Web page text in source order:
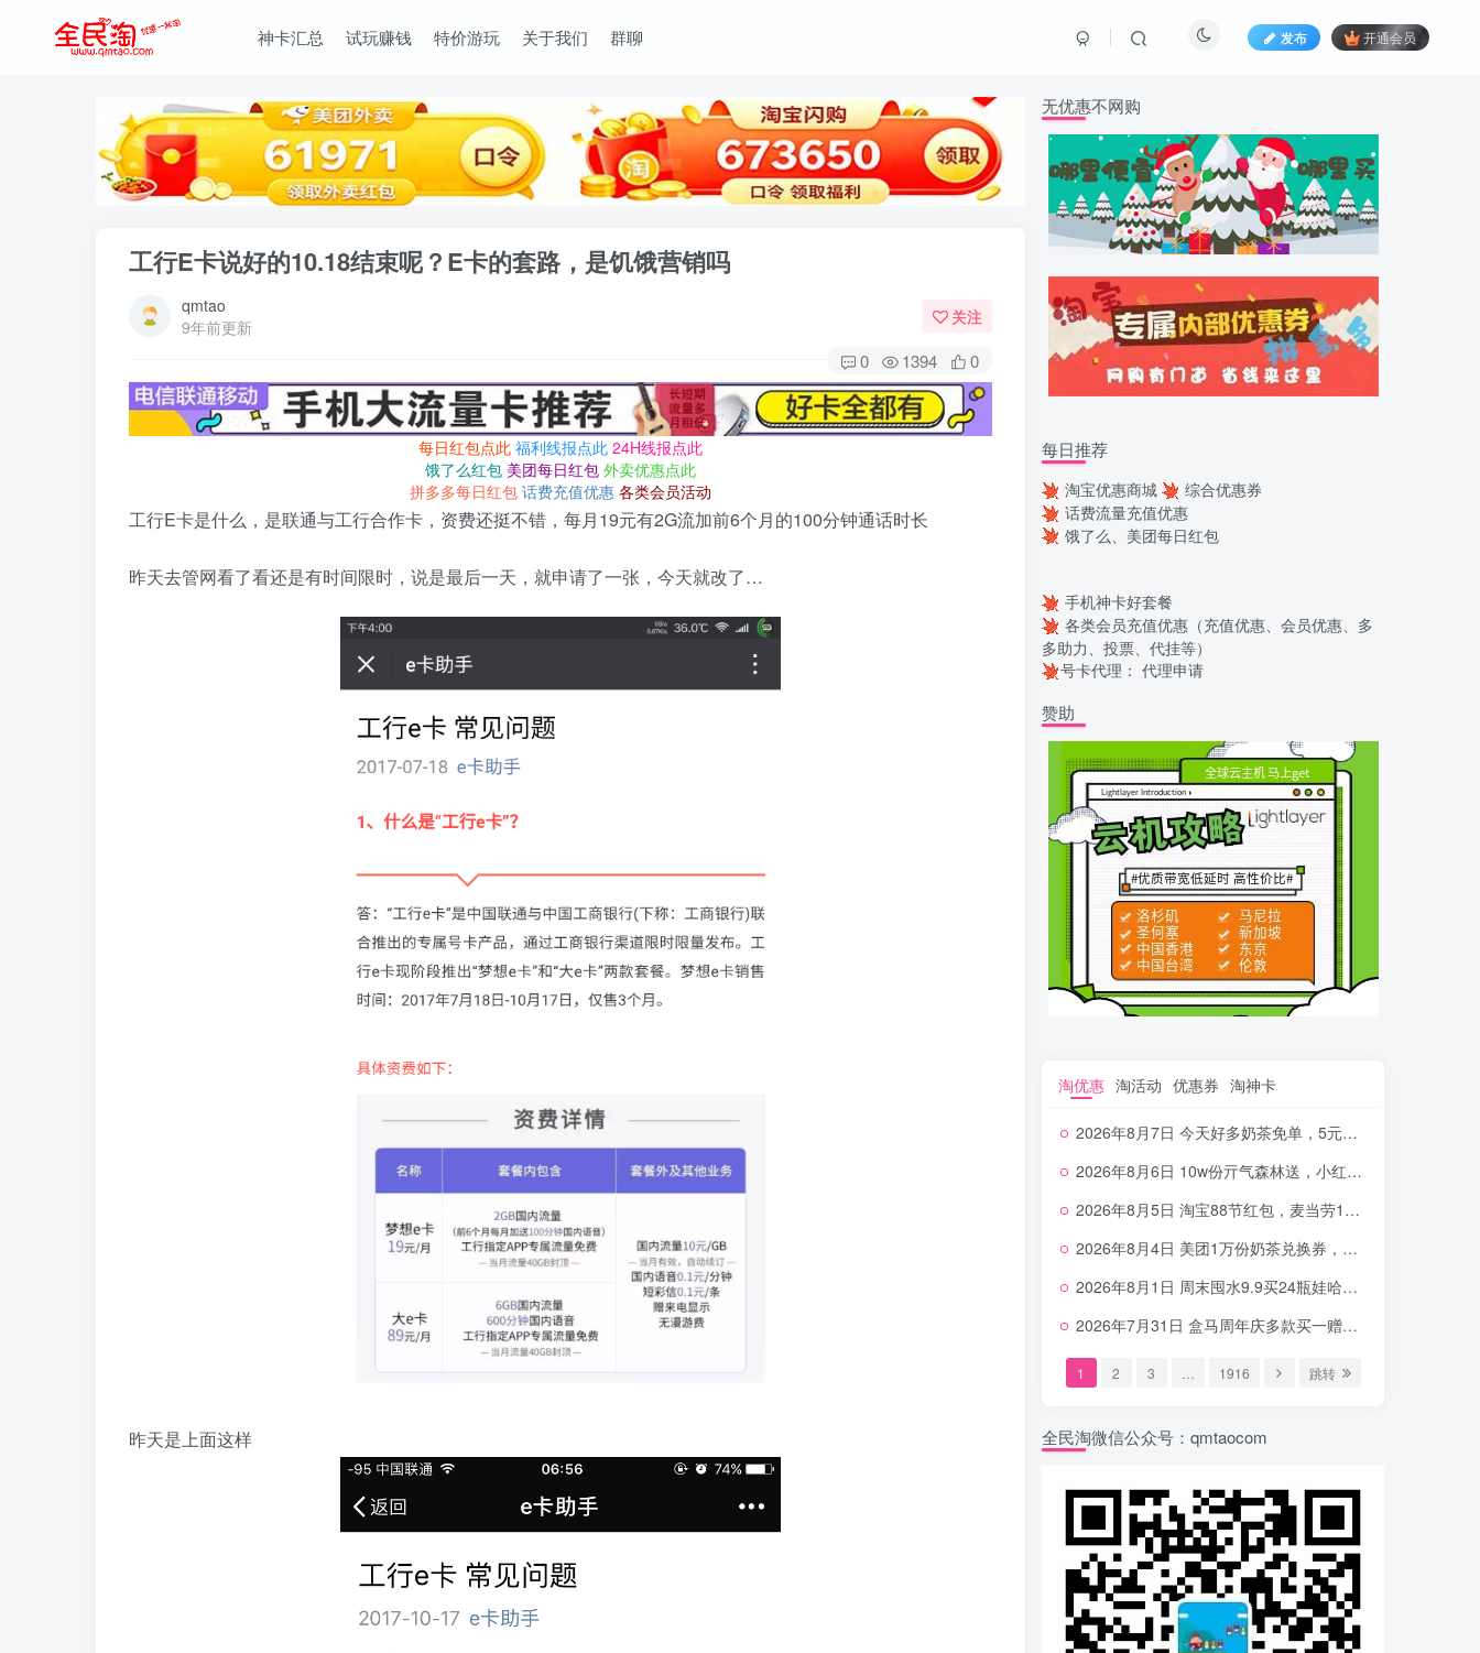
神卡汇总 试玩赚钱 特价游玩 关于我们 群聊 发布 开通会员
工行E卡说好的10.18结束呢？E卡的套路，是饥饿营销吗
qmtao
9年前更新
关注
0 1394 0
每日红包点此 福利线报点此 24H线报点此
饿了么红包 美团每日红包 外卖优惠点此
拼多多每日红包 话费充值优惠 各类会员活动
工行E卡是什么，是联通与工行合作卡，资费还挺不错，每月19元有2G流加前6个月的100分钟通话时长
昨天去管网看了看还是有时间限时，说是最后一天，就申请了一张，今天就改了…
昨天是上面这样
无优惠不网购
每日推荐
淘宝优惠商城
综合优惠券
话费流量充值优惠
饿了么、美团每日红包
手机神卡好套餐
各类会员充值优惠（充值优惠、会员优惠、多
多助力、投票、代挂等）
号卡代理： 代理申请
赞助
淘优惠 淘活动 优惠券 淘神卡
2026年8月7日 今天好多奶茶免单，5元农行省钱卡，京东抢0.01沪上，邮储5.88元等
2026年8月6日 10w份亓气森林送，小红书12元无门槛，中行电费30-10，0元柠檬水+0撸汉堡等
2026年8月5日 淘宝88节红包，麦当劳150万份柠檬水，三万份瑞幸免单，霸王9万份0.01券等
2026年8月4日 美团1万份奶茶兑换券，农行5E卡，中行支付超给利，美团领18个冰激凌，小米每天领2-6元等等
2026年8月1日 周末囤水9.9买24瓶娃哈哈，建行100元京东券，移动5元话费，麦当劳甜筒，交行立减金等
2026年7月31日 盒马周年庆多款买一赠一，饿了么拆红包，建行30立减金，农行领10元刷卡金等
1 2 3 1916 跳转
全民淘微信公众号：qmtaocom